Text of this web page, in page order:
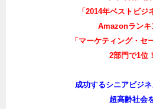
「2014年ベストビジ
Amazonランキ
「マーケティング・セ
2部門で1位！
成功するシニアビジ
超高齢社会